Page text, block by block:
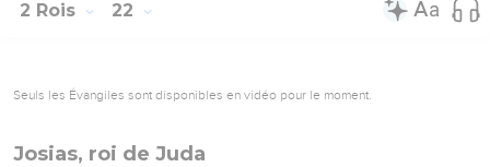
2 Rois 22
Seuls les Évangiles sont disponibles en vidéo pour le moment.
Josias, roi de Juda